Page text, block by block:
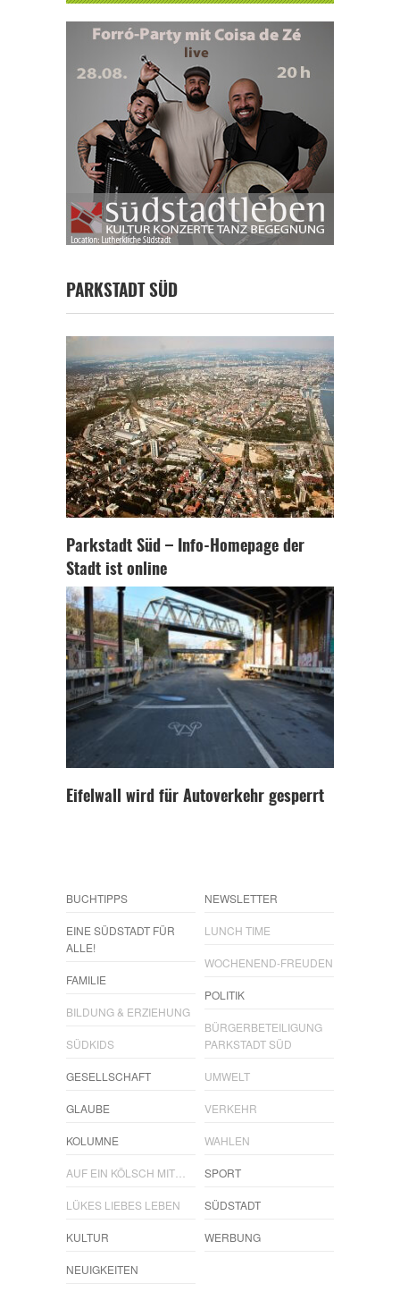
PARKSTADT SÜD
Parkstadt Süd – Info-Homepage der
Stadt ist online
Eifelwall wird für Autoverkehr gesperrt
BUCHTIPPS
EINE SÜDSTADT FÜR
ALLE!
FAMILIE
BILDUNG & ERZIEHUNG
SÜDKIDS
GESELLSCHAFT
GLAUBE
KOLUMNE
AUF EIN KÖLSCH MIT…
LÜKES LIEBES LEBEN
KULTUR
NEUIGKEITEN
NEWSLETTER
LUNCH TIME
WOCHENEND-FREUDEN
POLITIK
BÜRGERBETEILIGUNG
PARKSTADT SÜD
UMWELT
VERKEHR
WAHLEN
SPORT
SÜDSTADT
WERBUNG